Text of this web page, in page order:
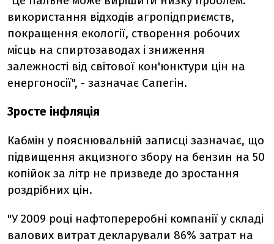
використання відходів агропідприємств,
покращення екології, створення робочих
місць на спиртозаводах і зниження
залежності від світової кон'юнктури цін на
енергоносії", - зазначає Сапегін.
Зросте інфляція
Кабмін у пояснювальній записці зазначає, що
підвищення акцизного збору на бензин на 50
копійок за літр не призведе до зростання
роздрібних цін.
"У 2009 році нафтопереробні компанії у складі
валових витрат декларували 86% затрат на